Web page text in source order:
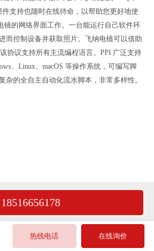
件支持也随时在线待命，以帮助您更好地使
镜的网络界面工作。一台能运行自己软件环
而控制设备并获取照片。飞纳电镜可以借助
协议支持所有主流编程语言。PPI 广泛支持
、Linux、macOS 等操作系统，可编写脚
杂的全自主自动化流水脚本，非常多样性。
18516656178
热线电话 在线询价